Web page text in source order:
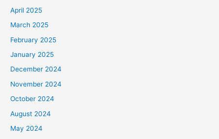
April 2025
March 2025
February 2025
January 2025
December 2024
November 2024
October 2024
August 2024
May 2024